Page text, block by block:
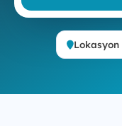
Lokasyon